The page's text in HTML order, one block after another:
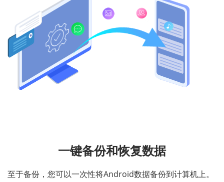
一键备份和恢复数据
至于备份，您可以一次性将Android数据备份到计算机上。